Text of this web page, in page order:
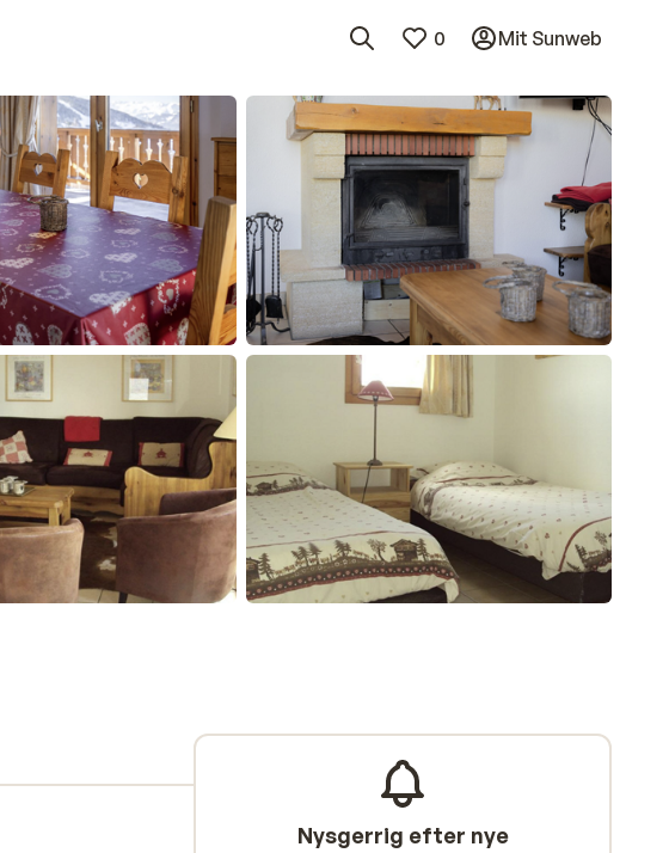
0 Mit Sunweb
Nysgerrig efter nye